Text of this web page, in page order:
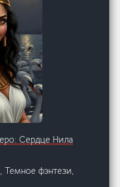
Сердце Нила
Темное фэнтези,